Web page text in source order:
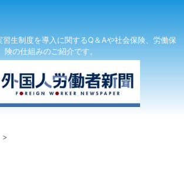
生制度を導入に関するQ＆Aや社会保険、労働保
険の仕組みのご紹介です。
>